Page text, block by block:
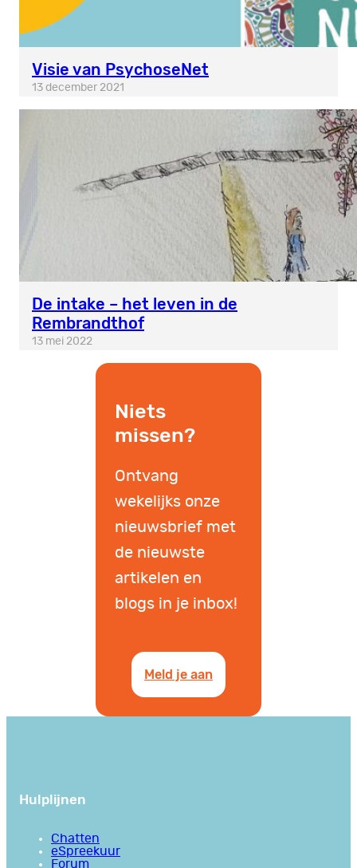
Visie van PsychoseNet
13 december 2021
De intake – het leven in de
Rembrandthof
13 mei 2022
Niets
missen?
Ontvang
wekelijks onze
nieuwsbrief met
de nieuwste
artikelen en
blogs in je inbox!
Meld je aan
Hulplijnen
Chatten
eSpreekuur
Forum